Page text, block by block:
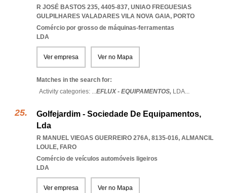
R JOSÉ BASTOS 235, 4405-837, UNIAO FREGUESIAS
GULPILHARES VALADARES VILA NOVA GAIA, PORTO
Comércio por grosso de máquinas-ferramentas
LDA
Ver empresa Ver no Mapa
Matches in the search for:
Activity categories: ...EFLUX - EQUIPAMENTOS, LDA...
Golfejardim - Sociedade De Equipamentos,
Lda
R MANUEL VIEGAS GUERREIRO 276A, 8135-016, ALMANCIL
LOULE, FARO
Comércio de veículos automóveis ligeiros
LDA
Ver empresa Ver no Mapa